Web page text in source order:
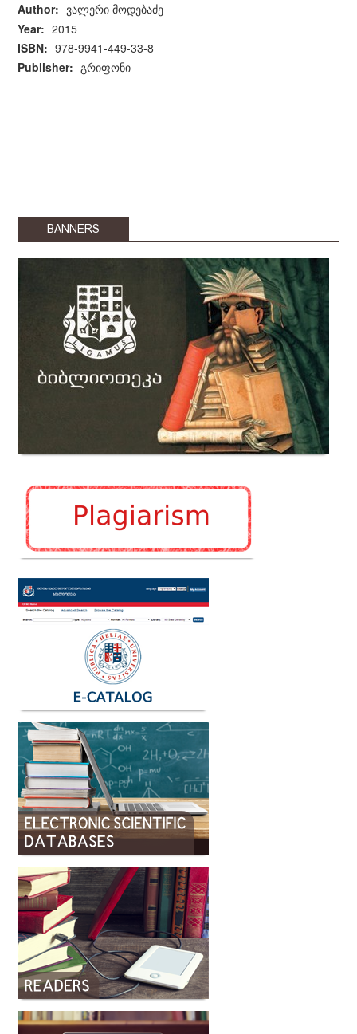
Author: ვალერი მოდებაძე
Year: 2015
ISBN: 978-9941-449-33-8
Publisher: გრიფონი
BANNERS